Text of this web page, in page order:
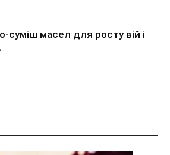
суміш масел для росту вій і